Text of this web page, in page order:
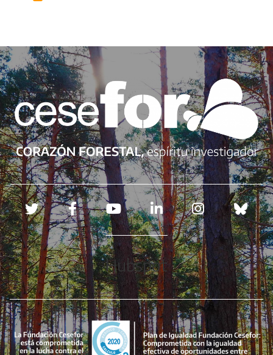
Redes sociales
Hubspot